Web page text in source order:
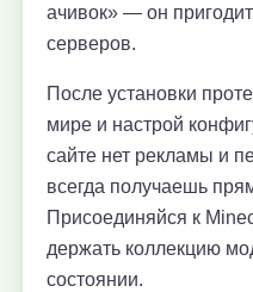
ачивок» — он
серверов.
После установки
мире и настрой
сайте нет рекламы и
всегда получаешь
Присоединяйся к
держать коллекцию
состоянии.